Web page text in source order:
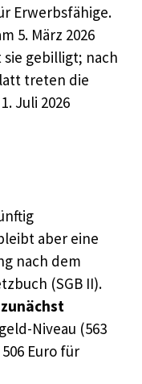
Erwerbsfähige.
5. März 2026
gebilligt; nach
treten die
Juli 2026
aber eine
nach dem
(SGB II).
Niveau (563
Euro für